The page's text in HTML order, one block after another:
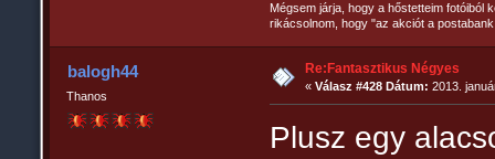
Mégsem járja, hogy a hőstetteim fotóiból
rikácsolnom, hogy "az akciót a
balogh44
Thanos
Re:Fantasztikus Négyes
«Válasz #428 Dátum: 2013.
Plusz egy